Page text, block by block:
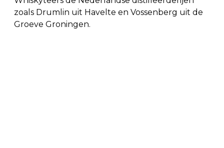
zoals Drumlin uit Havelte en Vossenberg uit de
Groeve Groningen.